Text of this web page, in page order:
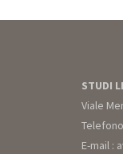
STUDI
Viale
E-mail :